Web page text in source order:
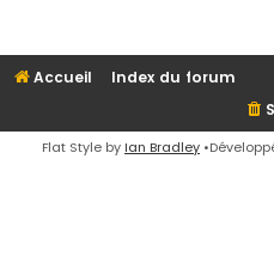
Accueil
Index du forum
Flat Style by Ian Bradley